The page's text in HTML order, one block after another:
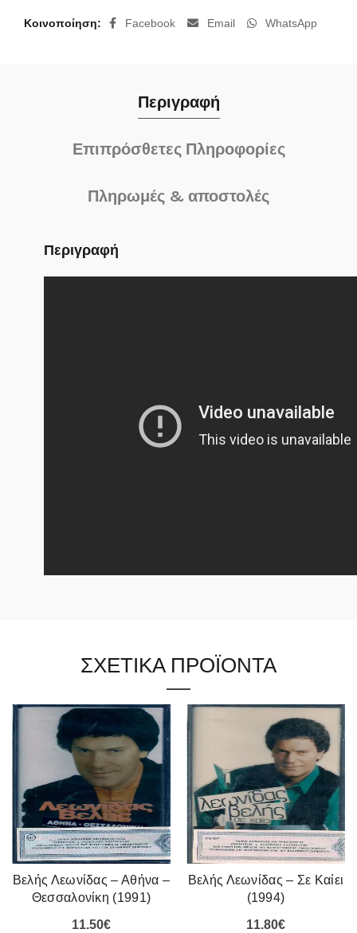
Κοινοποίηση Facebook Email WhatsApp
Περιγραφή
Επιπρόσθετες Πληροφορίες
Πληρωμές & αποστολές
Περιγραφή
ΣΧΕΤΙΚΑ ΠΡΟΪΟΝΤΑ
Βελής Λεωνίδας – Αθήνα –
Θεσσαλονίκη (1991)
11.50€
Βελής Λεωνίδας – Σε Καίει
(1994)
11.80€